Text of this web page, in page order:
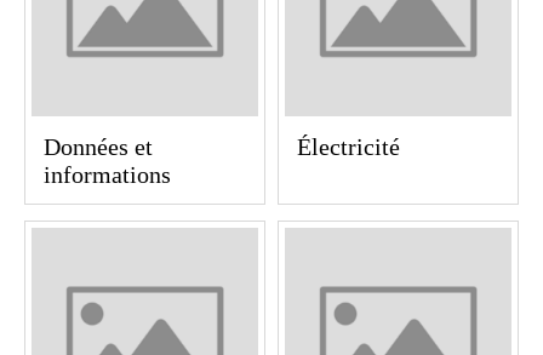
Données et
informations
Électricité